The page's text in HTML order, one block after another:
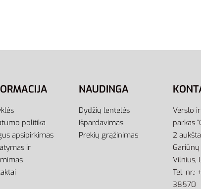
politika
apsipirkimas
ir
NAUDINGA
Dydžių lentelės
Išpardavimas
Prekių grąžinimas
Verslo
parkas
2
Vilnius,
Tel. nr.:
38570